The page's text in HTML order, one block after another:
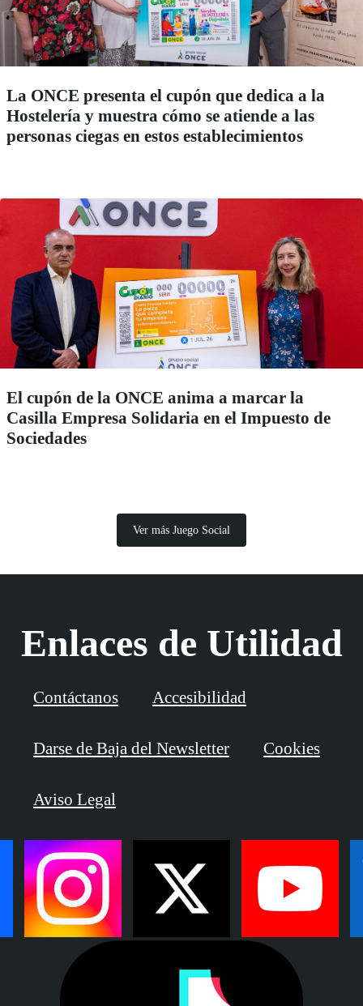
La ONCE presenta el cupón que dedica a la
Hostelería y muestra cómo se atiende a las
personas ciegas en estos establecimientos
El cupón de la ONCE anima a marcar la
Casilla Empresa Solidaria en el Impuesto de
Sociedades
Ver más Juego Social
Enlaces de Utilidad
Contáctanos Accesibilidad
Darse de Baja del Newsletter Cookies
Aviso Legal